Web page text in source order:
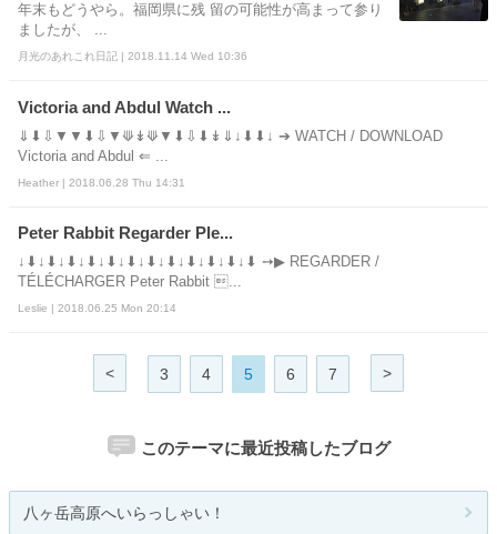
年末もどうやら。福岡県に残 留の可能性が高まって参り
ましたが、 ...
月光のあれこれ日記 | 2018.11.14 Wed 10:36
Victoria and Abdul Watch ...
⇓⬇⇩▼▼⬇⇩▼⟱↡⟱▼⬇⇩⬇↡⇓↓⬇⬇↓ ➔ WATCH / DOWNLOAD
Victoria and Abdul ⇐ ...
Heather | 2018.06.28 Thu 14:31
Peter Rabbit Regarder Ple...
↓⬇↓⬇↓⬇↓⬇↓⬇↓⬇↓⬇↓⬇↓⬇↓⬇↓⬇↓⬇ ➙▶ REGARDER /
TÉLÉCHARGER Peter Rabbit ...
Leslie | 2018.06.25 Mon 20:14
< 3 4 5 6 7 >
このテーマに最近投稿したブログ
八ヶ岳高原へいらっしゃい！